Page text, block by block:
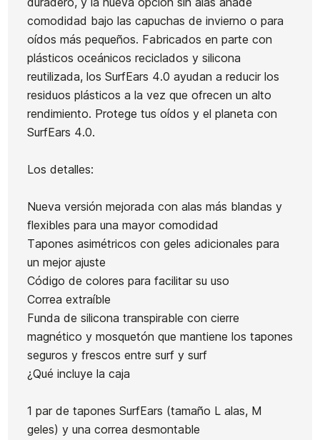
comodidad bajo las capuchas de invierno o para
oídos más pequeños. Fabricados en parte con
plásticos oceánicos reciclados y silicona
reutilizada, los SurfEars 4.0 ayudan a reducir los
residuos plásticos a la vez que ofrecen un alto
rendimiento. Protege tus oídos y el planeta con
SurfEars 4.0.
Los detalles:
Nueva versión mejorada con alas más blandas y
flexibles para una mayor comodidad
Tapones asimétricos con geles adicionales para
un mejor ajuste
Código de colores para facilitar su uso
Correa extraíble
Funda de silicona transpirable con cierre
magnético y mosquetón que mantiene los tapones
seguros y frescos entre surf y surf
¿Qué incluye la caja
1 par de tapones SurfEars (tamaño L alas, M
geles) y una correa desmontable
Ean13 21094549
Funda Captain fin
Boardsock 8,0
Funda Channel Islands
Featherlight Shortboard